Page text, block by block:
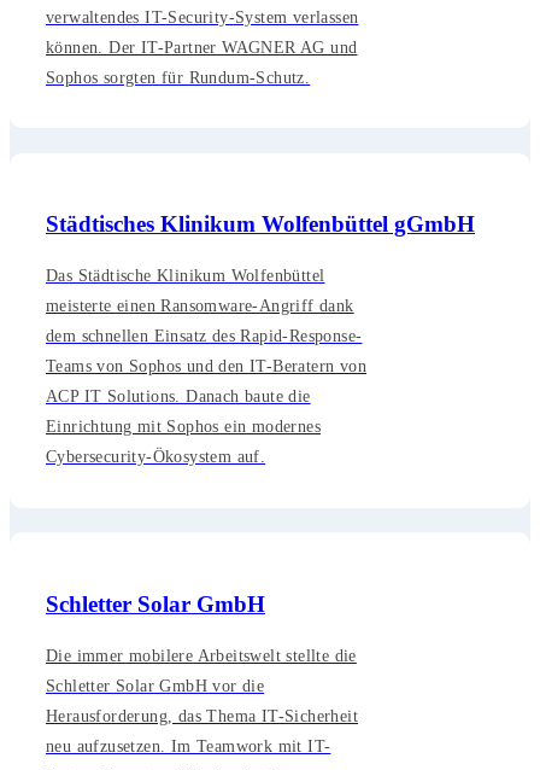
verwaltendes IT-Security-System verlassen
können. Der IT-Partner WAGNER AG und
Sophos sorgten für Rundum-Schutz.
Städtisches Klinikum Wolfenbüttel gGmbH
Das Städtische Klinikum Wolfenbüttel
meisterte einen Ransomware-Angriff dank
dem schnellen Einsatz des Rapid-Response-
Teams von Sophos und den IT-Beratern von
ACP IT Solutions. Danach baute die
Einrichtung mit Sophos ein modernes
Cybersecurity-Ökosystem auf.
Schletter Solar GmbH
Die immer mobilere Arbeitswelt stellte die
Schletter Solar GmbH vor die
Herausforderung, das Thema IT-Sicherheit
neu aufzusetzen. Im Teamwork mit IT-